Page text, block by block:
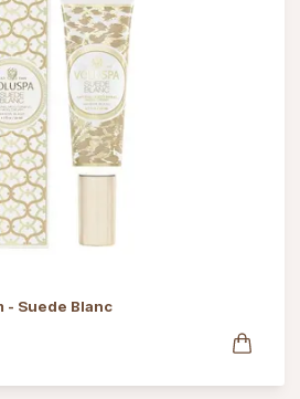
- Suede Blanc